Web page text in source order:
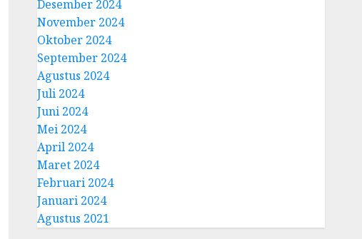
Desember 2024
November 2024
Oktober 2024
September 2024
Agustus 2024
Juli 2024
Juni 2024
Mei 2024
April 2024
Maret 2024
Februari 2024
Januari 2024
Agustus 2021